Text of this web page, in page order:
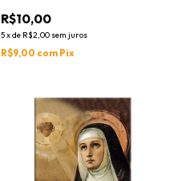
R$10,00
5xde R$2,00 sem juros
R$9,00 com Pix